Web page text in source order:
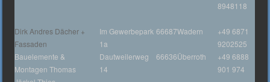
8948118
Dirk Andres Dächer +
Fassaden
Im Gewerbepark
1a
66687Wadern
+49 6871
9202525
Bauelemente &
Montagen Thomas
Dautweilerweg
14
66636Überroth
+49 6888
901 974